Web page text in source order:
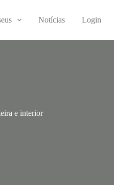
Notícias Login
e interior